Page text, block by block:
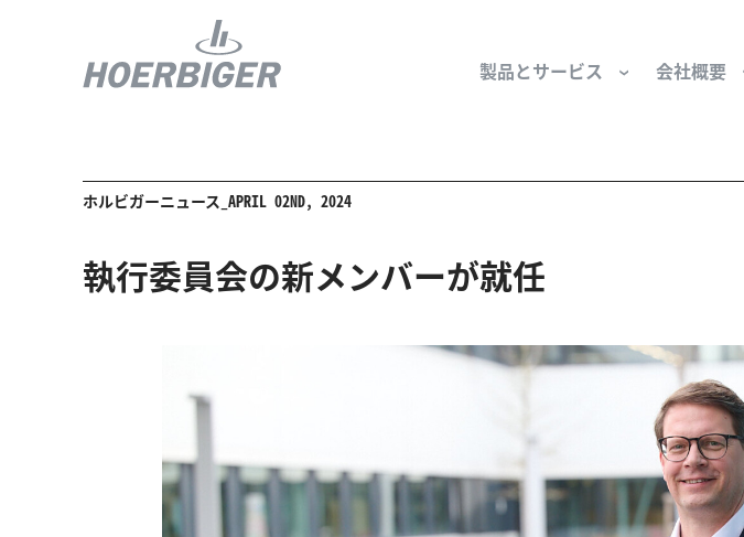
製品とサービス
水素産業向けコンポーネント
回転ユニオンとスリップリング
会社概要
組織と役員
サステナビリティ
ホルビガーニュース_APRIL 02ND, 2024
執行委員会の新メンバーが就任